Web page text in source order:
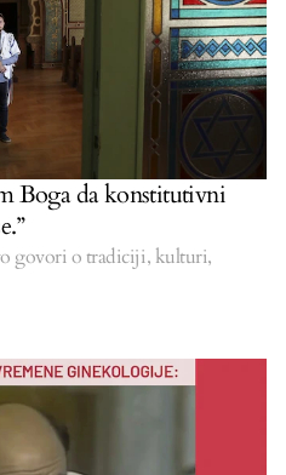
Boga da konstitutivni
govori o tradiciji, kulturi,